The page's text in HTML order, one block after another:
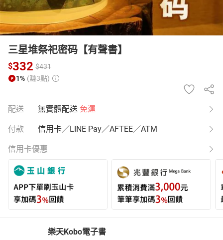
三星堆祭祀密码【有聲書】
$332 $431
1% (賺3點)
配送 無實體配送 免運
付款 信用卡／LINE Pay／AFTEE／ATM
信用卡優惠
樂天Kobo電子書